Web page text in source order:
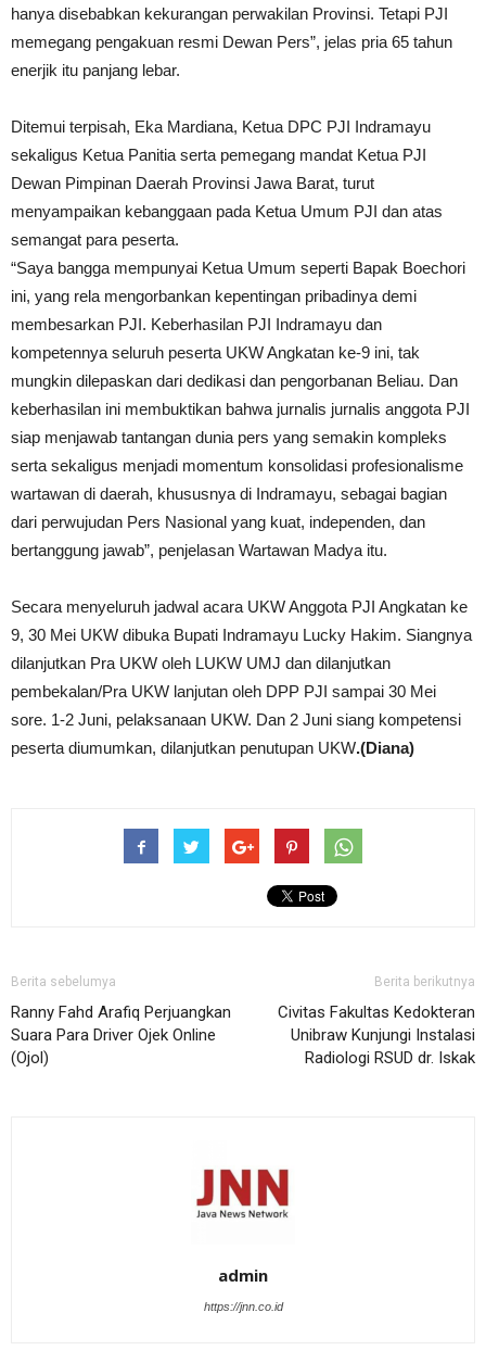
hanya disebabkan kekurangan perwakilan Provinsi. Tetapi PJI
memegang pengakuan resmi Dewan Pers”, jelas pria 65 tahun
enerjik itu panjang lebar.
Ditemui terpisah, Eka Mardiana, Ketua DPC PJI Indramayu
sekaligus Ketua Panitia serta pemegang mandat Ketua PJI
Dewan Pimpinan Daerah Provinsi Jawa Barat, turut
menyampaikan kebanggaan pada Ketua Umum PJI dan atas
semangat para peserta.
“Saya bangga mempunyai Ketua Umum seperti Bapak Boechori
ini, yang rela mengorbankan kepentingan pribadinya demi
membesarkan PJI. Keberhasilan PJI Indramayu dan
kompetennya seluruh peserta UKW Angkatan ke-9 ini, tak
mungkin dilepaskan dari dedikasi dan pengorbanan Beliau. Dan
keberhasilan ini membuktikan bahwa jurnalis jurnalis anggota PJI
siap menjawab tantangan dunia pers yang semakin kompleks
serta sekaligus menjadi momentum konsolidasi profesionalisme
wartawan di daerah, khususnya di Indramayu, sebagai bagian
dari perwujudan Pers Nasional yang kuat, independen, dan
bertanggung jawab”, penjelasan Wartawan Madya itu.
Secara menyeluruh jadwal acara UKW Anggota PJI Angkatan ke
9, 30 Mei UKW dibuka Bupati Indramayu Lucky Hakim. Siangnya
dilanjutkan Pra UKW oleh LUKW UMJ dan dilanjutkan
pembekalan/Pra UKW lanjutan oleh DPP PJI sampai 30 Mei
sore. 1-2 Juni, pelaksanaan UKW. Dan 2 Juni siang kompetensi
peserta diumumkan, dilanjutkan penutupan UKW.(Diana)
Berita sebelumya
Ranny Fahd Arafiq Perjuangkan
Suara Para Driver Ojek Online
(Ojol)
Berita berikutnya
Civitas Fakultas Kedokteran
Unibraw Kunjungi Instalasi
Radiologi RSUD dr. Iskak
admin
https://jnn.co.id